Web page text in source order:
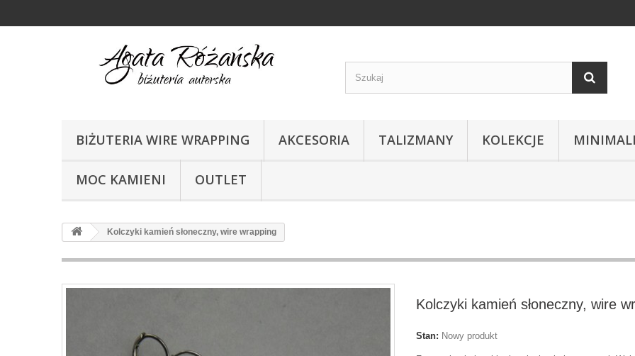
BIŻUTERIA WIRE WRAPPING AKCESORIA TALIZMANY KOLEKCJE
MOC KAMIENI OUTLET
Kolczyki kamień słoneczny, wire wrapping
Kolczyki kamień słoneczny, wire
Stan: Nowy produkt